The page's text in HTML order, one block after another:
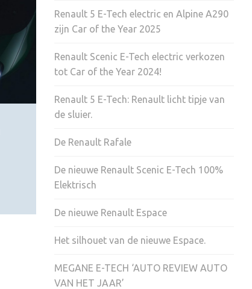
Renault 5 E-Tech electric en Alpine A290
zijn Car of the Year 2025
Renault Scenic E-Tech electric verkozen
tot Car of the Year 2024!
Renault 5 E-Tech: Renault licht tipje van
de sluier.
De Renault Rafale
De nieuwe Renault Scenic E-Tech 100%
Elektrisch
De nieuwe Renault Espace
Het silhouet van de nieuwe Espace.
MEGANE E-TECH ‘AUTO REVIEW AUTO
VAN HET JAAR’